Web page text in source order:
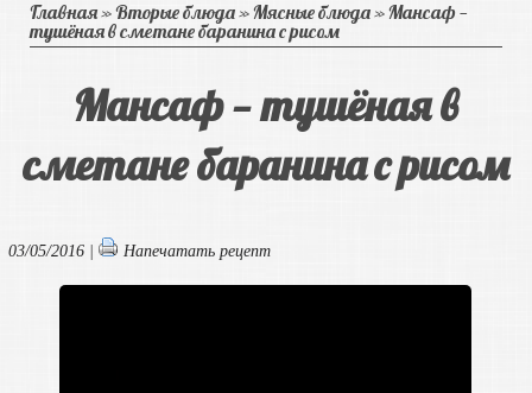
Главная»Вторые блюда»Мясные блюда»Мансаф —
тушёная в сметане баранина с рисом
Мансаф — тушёная в
сметане баранина с рисом
03/05/2016 | Напечатать рецепт